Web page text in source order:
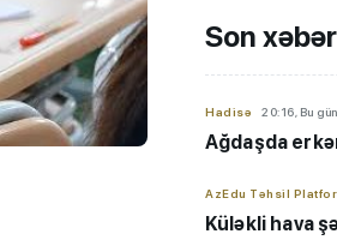
Son
Hadisə 20:16, Bu gün
Ağdaşda
AzEdu Təhsil
Küləkli hava